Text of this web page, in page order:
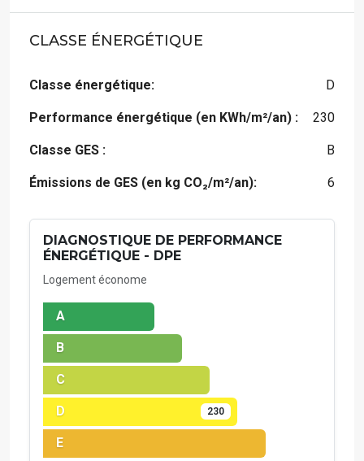
CLASSE ÉNERGÉTIQUE
Classe énergétique: D
Performance énergétique (en KWh/m²/an) : 230
Classe GES : B
Émissions de GES (en kg CO₂/m²/an): 6
DIAGNOSTIQUE DE PERFORMANCE
ÉNERGÉTIQUE - DPE
Logement économe
A
B
C
D 230
E